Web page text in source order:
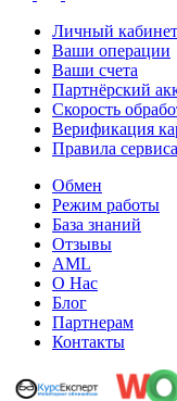
Личный кабинет
Ваши операции
Ваши счета
Партнёрский
Скорость
Верификация
Правила сервиса
Обмен
Режим работы
База знаний
Отзывы
AML
О Нас
Блог
Партнерам
Контакты